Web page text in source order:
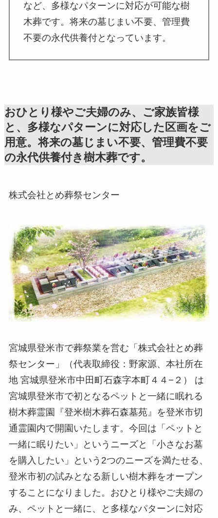
など、多様なパターンに対応が可能な樹
木葬です。将来の墓じまい不要、管理費
不要の永代供養付となっています。
おひとり様やご夫婦のみ、ご家族皆様
と、多様なパターンに対応した区画をご
用意。将来の墓じまい不要、管理費不要
の永代供養付き樹木葬です。
株式会社とめ葬祭センター
宮城県登米市で葬祭業を営む「株式会社とめ葬
祭センター」（代表取締役：野家源、本社所在
地 宮城県登米市中田町石森字本町４４−２） は
宮城県登米市で初となるペットと一緒に眠れる
樹木葬霊園『登米樹木葬石森墓苑』を登米市切
通霊園内で開園いたします。今回は「ペットと
一緒に眠りたい」というニーズと「小さなお墓
を購入したい」という2つのニーズを満たせる、
登米市初の試みとなる新しい樹木葬をオープン
することになりました。おひとり様やご夫婦の
み、ペットと一緒に、と多様なパターンに対応